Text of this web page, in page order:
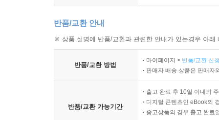
반품/교환 안내
※ 상품 설명에 반품/교환과 관련한 안내가 있는경우 아
반품/교환 방법
마이페이지 > 반품/교환 신
판매자 배송 상품은 판매자
반품/교환 가능기간
출고 완료 후 10일 이내의
디지털 콘텐츠인 eBook의
중고상품의 경우 출고 완료